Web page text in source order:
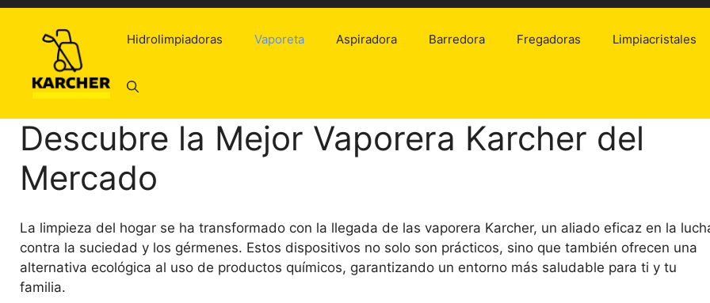
Saltar
contenido
Hidrolimpiadoras Vaporeta Aspiradora Barredora Fregadoras Limpiacristales
Descubre la Mejor Vaporera Karcher del
Mercado
La limpieza del hogar se ha transformado con la llegada de las vaporera Karcher, un aliado eficaz en la
contra la suciedad y los gérmenes. Estos dispositivos no solo son prácticos, sino que también ofrecen una
alternativa ecológica al uso de productos químicos, garantizando un entorno más saludable para ti y tu
familia.